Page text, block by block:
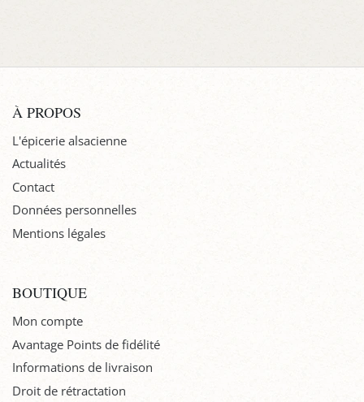
À PROPOS
L'épicerie alsacienne
Actualités
Contact
Données personnelles
Mentions légales
BOUTIQUE
Mon compte
Avantage Points de fidélité
Informations de livraison
Droit de rétractation